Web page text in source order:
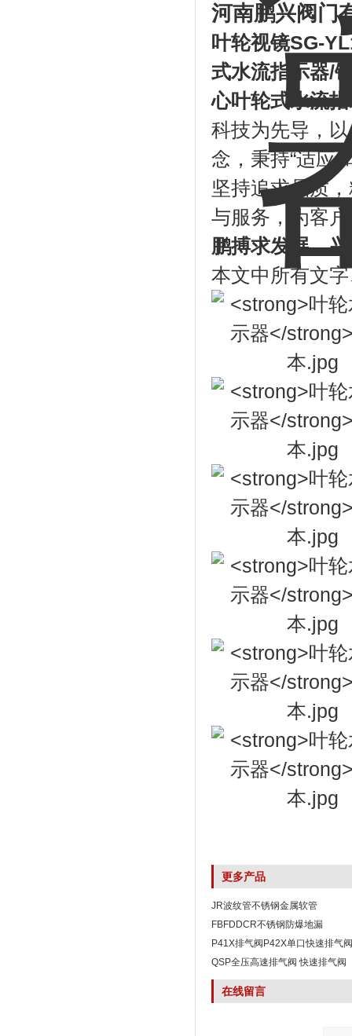
河南鹏兴阀门
叶轮视镜SG-
式水流指示器/
心叶轮式水流
科技为先导，
念，秉持“适应
坚持追求品质
与服务，为客
鹏搏求发展，
本文中所有文
更多产品
JR波纹管不锈钢金属软管
FBFDDCR不锈钢防爆地漏
P41X排气阀P42X单口快速排气阀
QSP全压高速排气阀 快速排气阀
在线留言